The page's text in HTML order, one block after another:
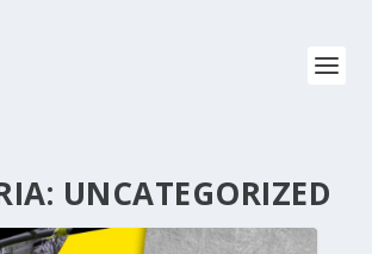
UNCATEGORIZED